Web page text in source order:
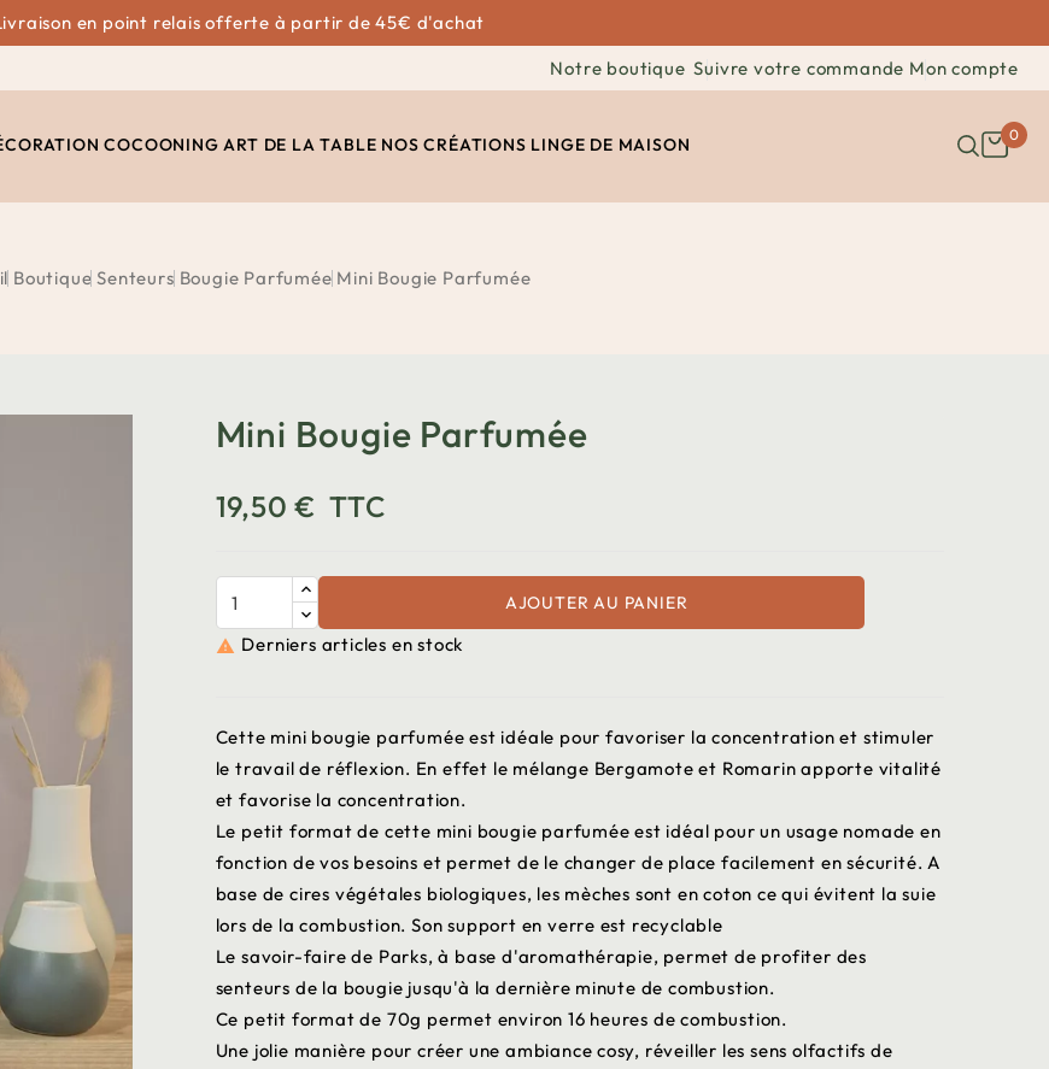
en point relais offerte à partir de 45€ d'achat
Notre boutique Suivre votre commande Mon compte
COCOONING ART DE LA TABLE NOS CRÉATIONS LINGE DE MAISON 0
Boutique Senteurs Bougie Parfumée Mini Bougie Parfumée
Mini Bougie Parfumée
19,50 € TTC
AJOUTER AU PANIER
 Derniers articles en stock
Cette mini bougie parfumée est idéale pour favoriser la concentration et stimuler
le travail de réflexion. En effet le mélange Bergamote et Romarin apporte vitalité
et favorise la concentration.
Le petit format de cette mini bougie parfumée est idéal pour un usage nomade en
fonction de vos besoins et permet de le changer de place facilement en sécurité. A
base de cires végétales biologiques, les mèches sont en coton ce qui évitent la suie
lors de la combustion. Son support en verre est recyclable
Le savoir-faire de Parks, à base d'aromathérapie, permet de profiter des
senteurs de la bougie jusqu'à la dernière minute de combustion.
Ce petit format de 70g permet environ 16 heures de combustion.
Une jolie manière pour créer une ambiance cosy, réveiller les sens olfactifs de